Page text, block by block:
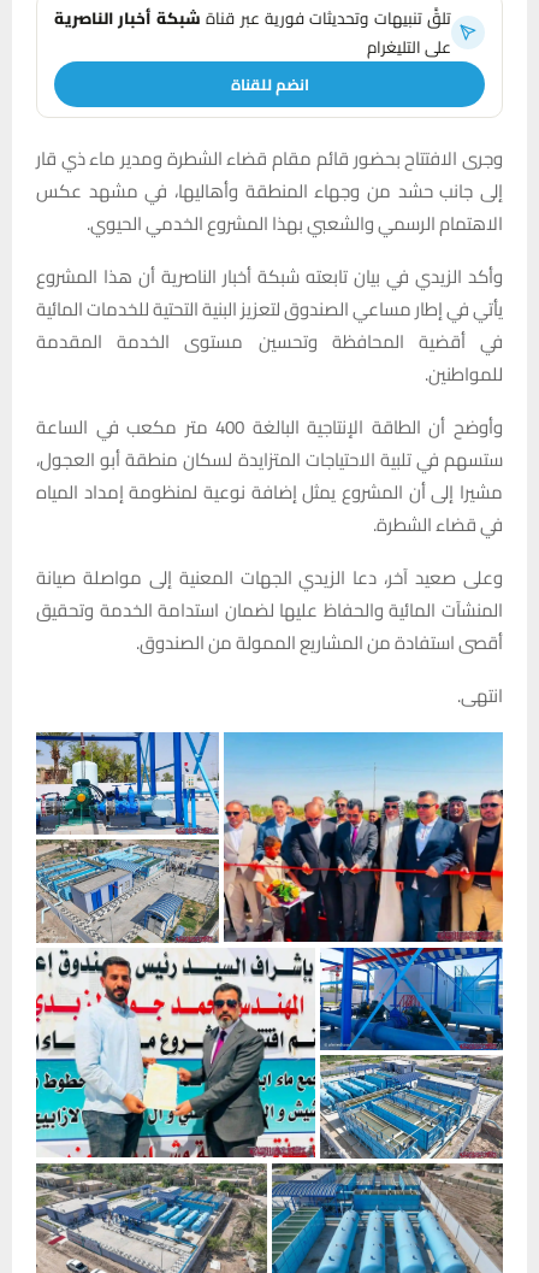
تلقَّ تنبيهات وتحديثات فورية عبر قناةشبكة أخبار الناصرية
على التليغرام
انضم للقناة
وجرى الافتتاح بحضور قائم مقام قضاء الشطرة ومدير ماء ذي قار
إلى جانب حشد من وجهاء المنطقة وأهاليها، في مشهد عكس
الاهتمام الرسمي والشعبي بهذا المشروع الخدمي الحيوي.
وأكد الزيدي في بيان تابعته شبكة أخبار الناصرية أن هذا المشروع
يأتي في إطار مساعي الصندوق لتعزيز البنية التحتية للخدمات المائية
في أقضية المحافظة وتحسين مستوى الخدمة المقدمة
للمواطنين.
وأوضح أن الطاقة الإنتاجية البالغة 400 متر مكعب في الساعة
ستسهم في تلبية الاحتياجات المتزايدة لسكان منطقة أبو العجول،
مشيرا إلى أن المشروع يمثل إضافة نوعية لمنظومة إمداد المياه
في قضاء الشطرة.
وعلى صعيد آخر، دعا الزيدي الجهات المعنية إلى مواصلة صيانة
المنشآت المائية والحفاظ عليها لضمان استدامة الخدمة وتحقيق
أقصى استفادة من المشاريع الممولة من الصندوق.
انتهى.